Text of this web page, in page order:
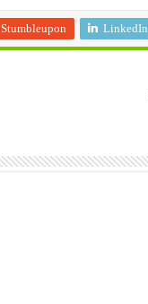
Stumbleupon LinkedIn